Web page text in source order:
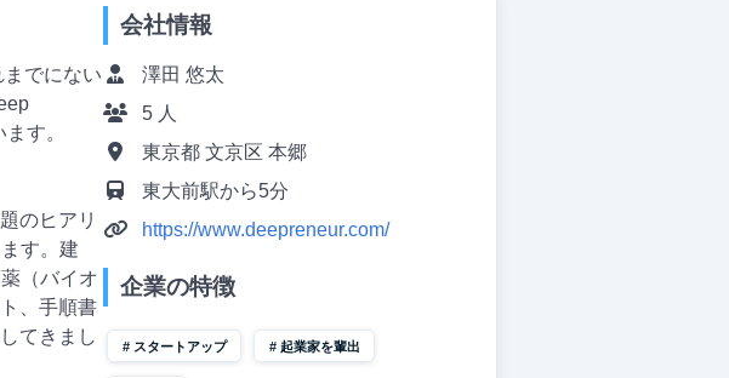
でにない
す。
のヒアリ
す。建
（バイオ
、手順書
てきまし
会社情報
澤田 悠太
5 人
東京都 文京区 本郷
東大前駅から5分
https://www.deepreneur.com/
企業の特徴
スタートアップ 起業家を輩出